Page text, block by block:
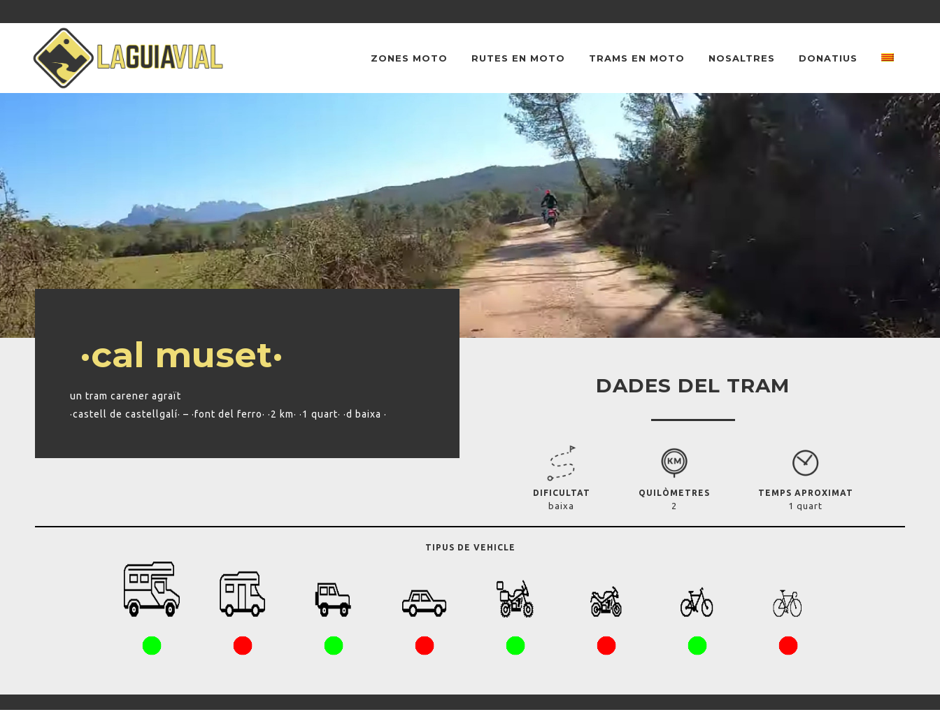
ZONES MOTO RUTES EN MOTO TRAMS EN MOTO NOSALTRES DONATIUS
·cal muset·
un tram carener agraït
·castell de castellgalí· – ·font del ferro· ·2 km· ·1 quart· ·d baixa ·
DADES DEL TRAM
DIFICULTAT
baixa
QUILÒMETRES
2
TEMPS APROXIMAT
1 quart
TIPUS DE VEHICLE